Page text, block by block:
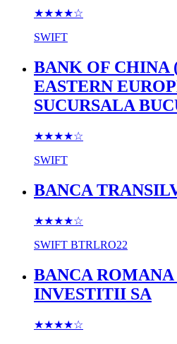
★★★★☆
SWIFT
BANK OF CHINA
EASTERN
SUCURSALA
★★★★☆
SWIFT
BANCA
★★★★☆
SWIFT BTRLRO22
BANCA
INVESTITII SA
★★★★☆